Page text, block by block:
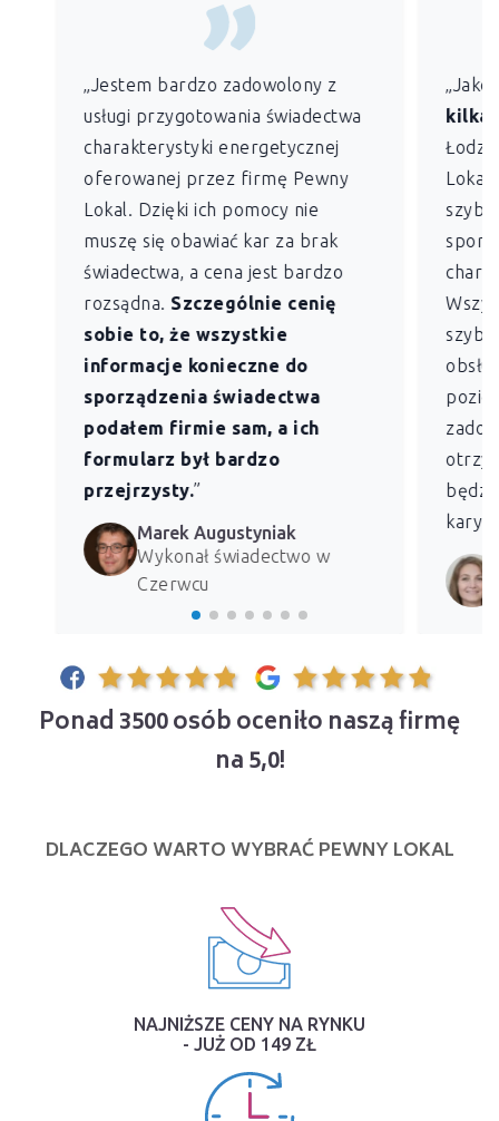
„Jestem bardzo zadowolony z
usługi przygotowania świadectwa
charakterystyki energetycznej
oferowanej przez firmę Pewny
Lokal. Dzięki ich pomocy nie
muszę się obawiać kar za brak
świadectwa, a cena jest bardzo
rozsądna. Szczególnie cenię
sobie to, że wszystkie
informacje konieczne do
sporządzenia świadectwa
podałem firmie sam, a ich
formularz był bardzo
przejrzysty.”
Marek Augustyniak
Wykonał świadectwo w
Czerwcu
„Jako
Łodzi)
Lokal
kary
Ponad 3500 osób oceniło naszą firmę
na 5,0!
DLACZEGO WARTO WYBRAĆ PEWNY LOKAL
NAJNIŻSZE CENY NA RYNKU
- JUŻ OD 149 ZŁ